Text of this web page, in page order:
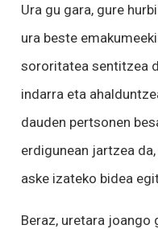
Ura gu gara, gure
ura beste
sororitatea sentitzea
indarra eta
dauden pertsonen
erdigunean jartzea
aske izateko bidea
Beraz, uretara joango